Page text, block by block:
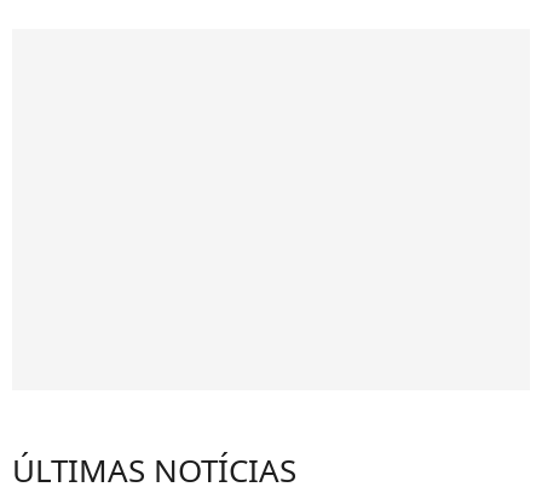
ÚLTIMAS NOTÍCIAS